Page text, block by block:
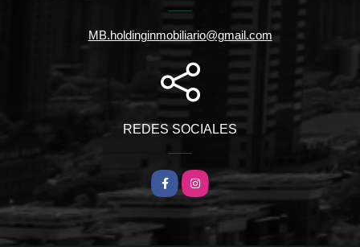
MB.holdinginmobiliario@gmail.com
REDES SOCIALES
FacebookInstagram